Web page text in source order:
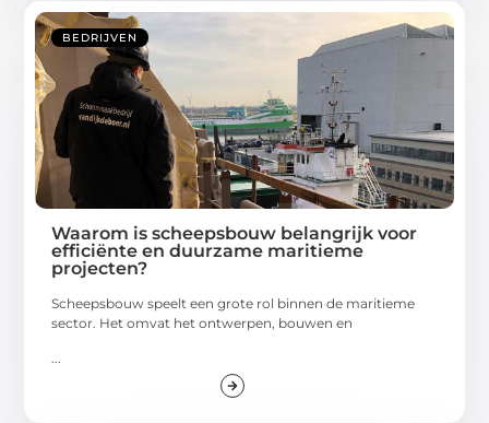
BEDRIJVEN
Waarom is scheepsbouw belangrijk voor
efficiënte en duurzame maritieme
projecten?
Scheepsbouw speelt een grote rol binnen de maritieme
sector. Het omvat het ontwerpen, bouwen en
...